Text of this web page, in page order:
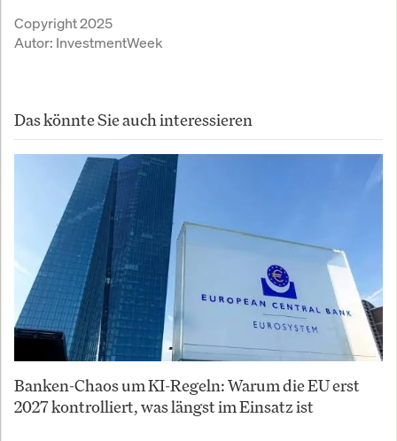
Copyright 2025
Autor: InvestmentWeek
Das könnte Sie auch interessieren
Banken-Chaos um KI-Regeln: Warum die EU erst
2027 kontrolliert, was längst im Einsatz ist